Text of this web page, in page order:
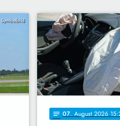
Symbolbild
notes 07. August 2026